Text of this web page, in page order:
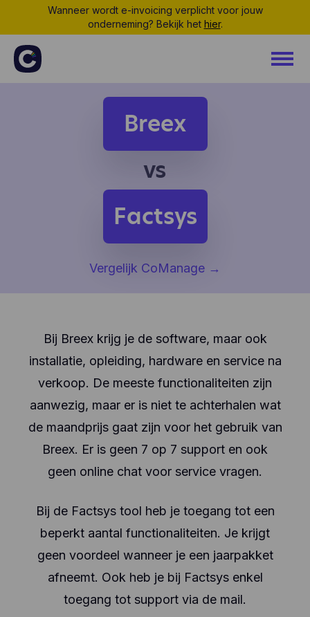
Wanneer wordt e-invoicing verplicht voor jouw
onderneming? Bekijk het hier.
Breex
vs
Factsys
Vergelijk CoManage →
Bij Breex krijg je de software, maar ook
installatie, opleiding, hardware en service na
verkoop. De meeste functionaliteiten zijn
aanwezig, maar er is niet te achterhalen wat
de maandprijs gaat zijn voor het gebruik van
Breex. Er is geen 7 op 7 support en ook
geen online chat voor service vragen.
Bij de Factsys tool heb je toegang tot een
beperkt aantal functionaliteiten. Je krijgt
geen voordeel wanneer je een jaarpakket
afneemt. Ook heb je bij Factsys enkel
toegang tot support via de mail.